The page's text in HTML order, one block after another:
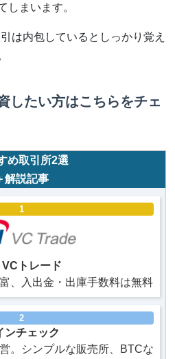
しまいます。
は内包しているとしっかり覚え
したい方はこちらをチェ
め取引所2選
解説記事
1
トレード
、入出金・出庫手数料は無料
2
ンチェック
。シンプルな販売所、BTCな